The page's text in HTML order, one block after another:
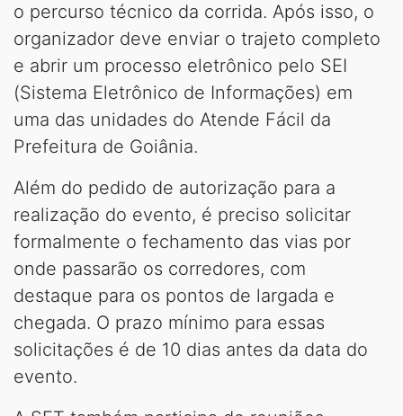
o percurso técnico da corrida. Após isso, o
organizador deve enviar o trajeto completo
e abrir um processo eletrônico pelo SEI
(Sistema Eletrônico de Informações) em
uma das unidades do Atende Fácil da
Prefeitura de Goiânia.
Além do pedido de autorização para a
realização do evento, é preciso solicitar
formalmente o fechamento das vias por
onde passarão os corredores, com
destaque para os pontos de largada e
chegada. O prazo mínimo para essas
solicitações é de 10 dias antes da data do
evento.